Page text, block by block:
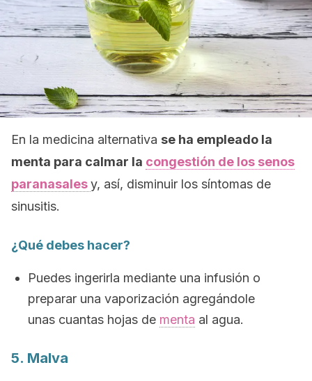
En la medicina alternativa se ha empleado la
menta para calmar la congestión de los senos
paranasalesy, así, disminuir los síntomas de
sinusitis.
¿Qué debes hacer?
Puedes ingerirla mediante una infusión o
preparar una vaporización agregándole
unas cuantas hojas de menta al agua.
5. Malva